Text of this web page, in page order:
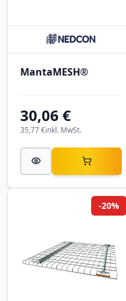
MantaMESH®
30,06 €
inkl. MwSt.
35,77 €
-20%